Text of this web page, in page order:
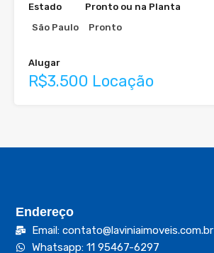
Estado
São Paulo
Pronto ou na Planta
Pronto
Alugar
R$3.500 Locação
Endereço
Email: contato@laviniaimoveis.com.br
Whatsapp: 11 95467-6297